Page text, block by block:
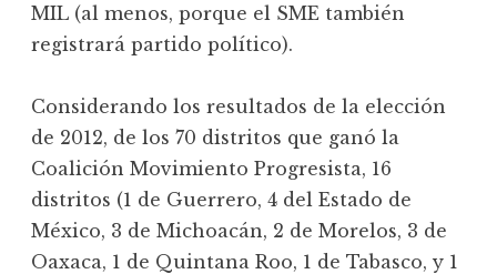
MIL (al menos, porque el SME también
registrará partido político).
Considerando los resultados de la elección
de 2012, de los 70 distritos que ganó la
Coalición Movimiento Progresista, 16
distritos (1 de Guerrero, 4 del Estado de
México, 3 de Michoacán, 2 de Morelos, 3 de
Oaxaca, 1 de Quintana Roo, 1 de Tabasco, y 1